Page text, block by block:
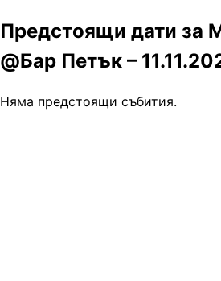
Предстоящи дати за
@Бар Петък –
Няма предстоящи събития.